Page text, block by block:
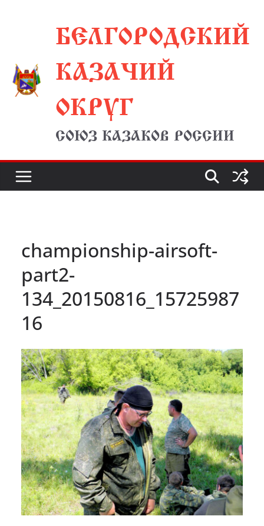
содержимомуБЕЛГОРОДСКИЙ
КАЗАЧИЙ
ОКРУГ
СОЮЗ КАЗАКОВ РОССИИ
championship-airsoft-
part2-
134_20150816_15725987
16